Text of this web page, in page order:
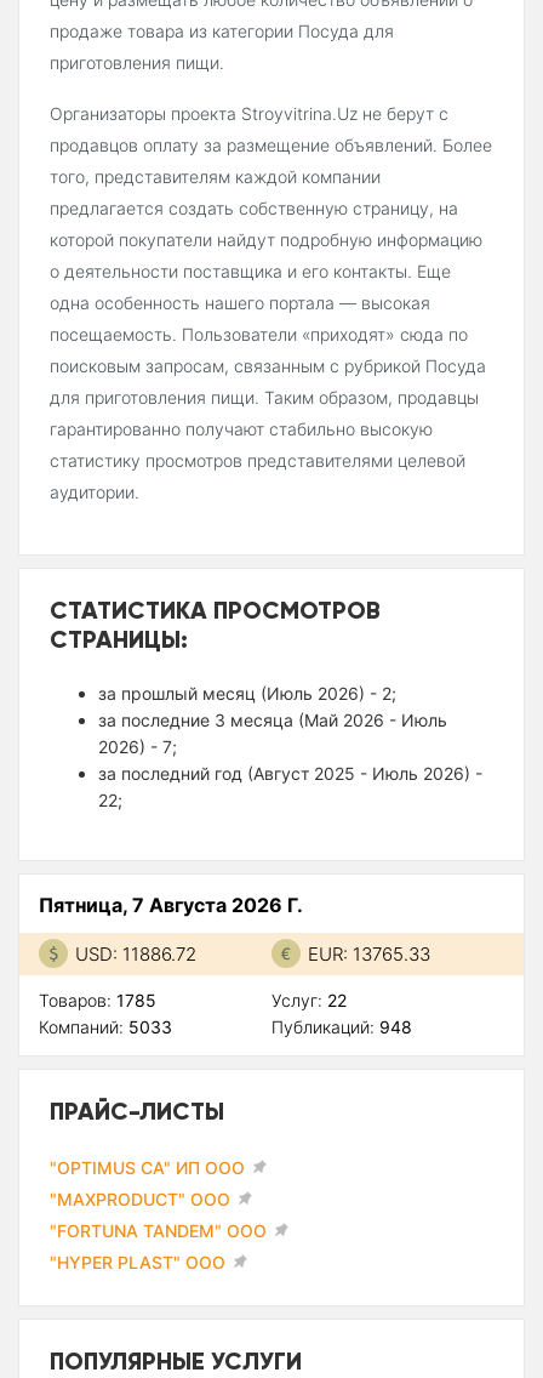
продаже товара из категории Посуда для
приготовления пищи.
Организаторы проекта Stroyvitrina.Uz не берут с
продавцов оплату за размещение объявлений. Более
того, представителям каждой компании
предлагается создать собственную страницу, на
которой покупатели найдут подробную информацию
о деятельности поставщика и его контакты. Еще
одна особенность нашего портала — высокая
посещаемость. Пользователи «приходят» сюда по
поисковым запросам, связанным с рубрикой Посуда
для приготовления пищи. Таким образом, продавцы
гарантированно получают стабильно высокую
статистику просмотров представителями целевой
аудитории.
СТАТИСТИКА ПРОСМОТРОВ
СТРАНИЦЫ:
за прошлый месяц (Июль 2026) - 2;
за последние 3 месяца (Май 2026 - Июль
2026) - 7;
за последний год (Август 2025 - Июль 2026) -
22;
Пятница, 7 Августа 2026 Г.
USD: 11886.72 EUR: 13765.33
Товаров: 1785
Компаний: 5033
Услуг: 22
Публикаций: 948
ПРАЙС-ЛИСТЫ
"OPTIMUS CA" ИП ООО
"MAXPRODUCT" ООО
"FORTUNA TANDEM" ООО
"HYPER PLAST" ООО
ПОПУЛЯРНЫЕ УСЛУГИ